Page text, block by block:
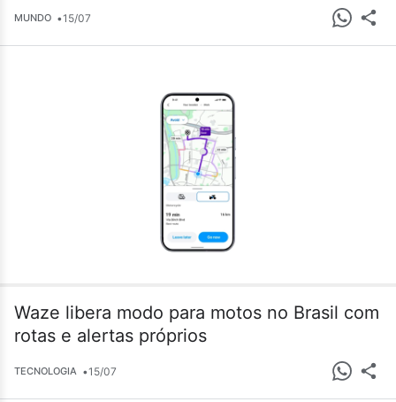
MUNDO •15/07
Waze libera modo para motos no Brasil com
rotas e alertas próprios
TECNOLOGIA •15/07